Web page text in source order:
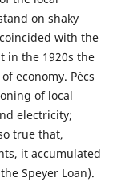
on shaky
with the
in the 1920s the
economy. Pécs
of local
electricity;
true that,
it accumulated
Speyer Loan).